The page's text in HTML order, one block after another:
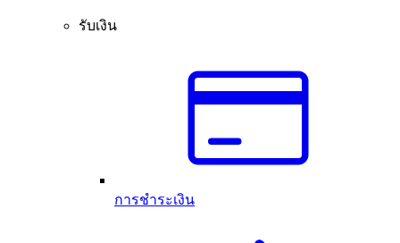
รับเงิน
การชำระเงิน